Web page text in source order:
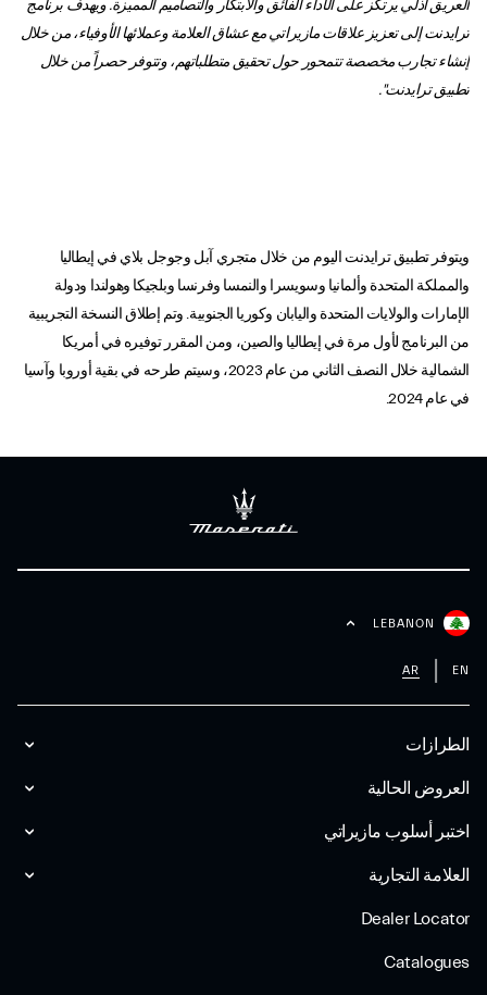
العريق اذلي يرتكز على الأداء الفائق والابتكار والتصاميم المميزة. ويهدف برنامج
ترايدنت إلى تعزيز علاقات مازيراتي مع عشاق العلامة وعملائها الأوفياء، من خلال
إنشاء تجارب مخصصة تتمحور حول تحقيق متطلباتهم، وتتوفر حصراً من خلال
تطبيق ترايدنت".
ويتوفر تطبيق ترايدنت اليوم من خلال متجري آبل وجوجل بلاي في إيطاليا
والمملكة المتحدة وألمانيا وسويسرا والنمسا وفرنسا وبلجيكا وهولندا ودولة
الإمارات والولايات المتحدة واليابان وكوريا الجنوبية. وتم إطلاق النسخة التجريبية
من البرنامج لأول مرة في إيطاليا والصين، ومن المقرر توفيره في أمريكا
الشمالية خلال النصف الثاني من عام 2023، وسيتم طرحه في بقية أوروبا وآسيا
في عام 2024.
الطرازات
العروض الحالية
اختبر أسلوب مازیراتي
العلامة التجارية
Dealer Locator
Catalogues
LEBANON
EN
AR